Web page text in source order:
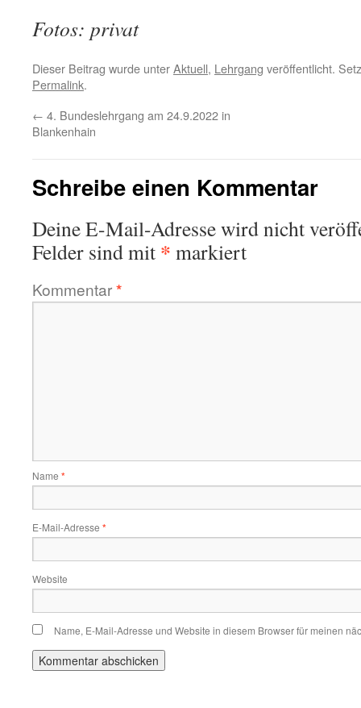
Fotos: privat
Dieser Beitrag wurde unterAktuell, Lehrgang veröffentlicht.
Permalink.
← 4. Bundeslehrgang am 24.9.2022 in
Blankenhain
Schreibe einen Kommentar
Deine E-Mail-Adresse wird nicht
Felder sind mit * markiert
Kommentar*
Name *
E-Mail-Adresse *
Website
Name, E-Mail-Adresse und Website in diesem Browser für meinen